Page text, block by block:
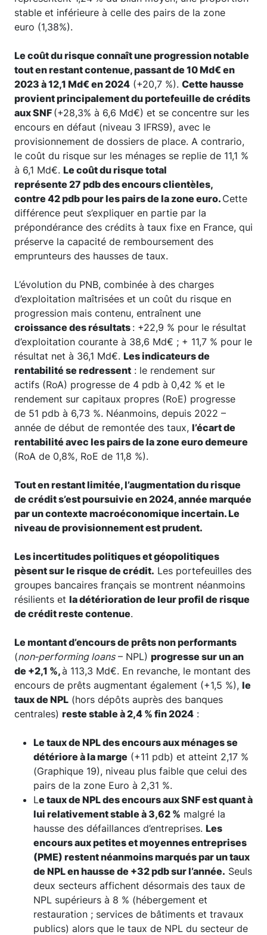
stable et inférieure à celle des pairs de la zone
euro (1,38%).
Le coût du risque connaît une progression notable
tout en restant contenue, passant de 10 Md€ en
2023 à 12,1 Md€ en 2024 (+20,7 %). Cette hausse
provient principalement du portefeuille de crédits
aux SNF (+28,3% à 6,6 Md€) et se concentre sur les
encours en défaut (niveau 3 IFRS9), avec le
provisionnement de dossiers de place. A contrario,
le coût du risque sur les ménages se replie de 11,1 %
à 6,1 Md€. Le coût du risque total
représente 27 pdb des encours clientèles,
contre 42 pdb pour les pairs de la zone euro. Cette
différence peut s’expliquer en partie par la
prépondérance des crédits à taux fixe en France, qui
préserve la capacité de remboursement des
emprunteurs des hausses de taux.
L’évolution du PNB, combinée à des charges
d’exploitation maîtrisées et un coût du risque en
progression mais contenu, entraînent une
croissance des résultats : +22,9 % pour le résultat
d’exploitation courante à 38,6 Md€ ; + 11,7 % pour le
résultat net à 36,1 Md€. Les indicateurs de
rentabilité se redressent : le rendement sur
actifs (RoA) progresse de 4 pdb à 0,42 % et le
rendement sur capitaux propres (RoE) progresse
de 51 pdb à 6,73 %. Néanmoins, depuis 2022 –
année de début de remontée des taux, l’écart de
rentabilité avec les pairs de la zone euro demeure
(RoA de 0,8%, RoE de 11,8 %).
Tout en restant limitée, l’augmentation du risque
de crédit s’est poursuivie en 2024, année marquée
par un contexte macroéconomique incertain. Le
niveau de provisionnement est prudent.
Les incertitudes politiques et géopolitiques
pèsent sur le risque de crédit. Les portefeuilles des
groupes bancaires français se montrent néanmoins
résilients et la détérioration de leur profil de risque
de crédit reste contenue.
Le montant d’encours de prêts non performants
(non‑performing loans– NPL) progresse sur un an
de +2,1 %,à 113,3 Md€. En revanche, le montant des
encours de prêts augmentant également (+1,5 %), le
taux de NPL (hors dépôts auprès des banques
centrales) reste stable à 2,4 % fin 2024 :
Le taux de NPL des encours aux ménages se
détériore à la marge (+11 pdb) et atteint 2,17 %
(Graphique 19), niveau plus faible que celui des
pairs de la zone Euro à 2,31 %.
Le taux de NPL des encours aux SNF est quant à
lui relativement stable à 3,62 % malgré la
hausse des défaillances d’entreprises. Les
encours aux petites et moyennes entreprises
(PME) restent néanmoins marqués par un taux
de NPL en hausse de +32 pdb sur l’année. Seuls
deux secteurs affichent désormais des taux de
NPL supérieurs à 8 % (hébergement et
restauration ; services de bâtiments et travaux
publics) alors que le taux de NPL du secteur de